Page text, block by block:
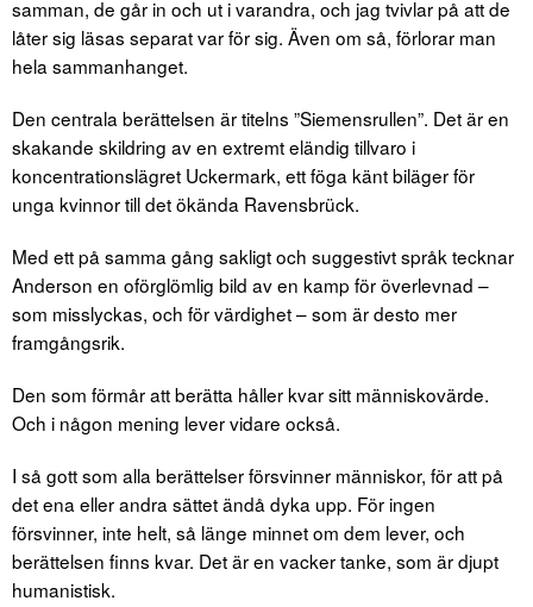
samman, de går in och ut i varandra, och jag tvivlar på att de
låter sig läsas separat var för sig. Även om så, förlorar man
hela sammanhanget.
Den centrala berättelsen är titelns ”Siemensrullen”. Det är en
skakande skildring av en extremt eländig tillvaro i
koncentrationslägret Uckermark, ett föga känt biläger för
unga kvinnor till det ökända Ravensbrück.
Med ett på samma gång sakligt och suggestivt språk tecknar
Anderson en oförglömlig bild av en kamp för överlevnad –
som misslyckas, och för värdighet – som är desto mer
framgångsrik.
Den som förmår att berätta håller kvar sitt människovärde.
Och i någon mening lever vidare också.
I så gott som alla berättelser försvinner människor, för att på
det ena eller andra sättet ändå dyka upp. För ingen
försvinner, inte helt, så länge minnet om dem lever, och
berättelsen finns kvar. Det är en vacker tanke, som är djupt
humanistisk.